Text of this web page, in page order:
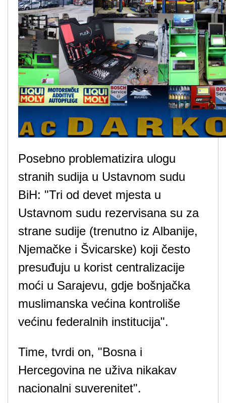
Posebno problematizira ulogu
stranih sudija u Ustavnom sudu
BiH: "Tri od devet mjesta u
Ustavnom sudu rezervisana su za
strane sudije (trenutno iz Albanije,
Njemačke i Švicarske) koji često
presuđuju u korist centralizacije
moći u Sarajevu, gdje bošnjačka
muslimanska većina kontroliše
većinu federalnih institucija".
Time, tvrdi on, "Bosna i
Hercegovina ne uživa nikakav
nacionalni suverenitet".